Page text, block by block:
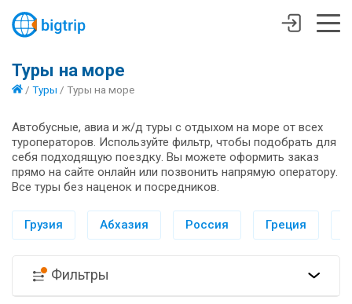
Туры на море
/ Туры / Туры на море
Автобусные, авиа и ж/д туры с отдыхом на море от всех
туроператоров. Используйте фильтр, чтобы подобрать для
себя подходящую поездку. Вы можете оформить заказ
прямо на сайте онлайн или позвонить напрямую оператору.
Все туры без наценок и посредников.
Грузия Абхазия Россия Греция
Фильтры